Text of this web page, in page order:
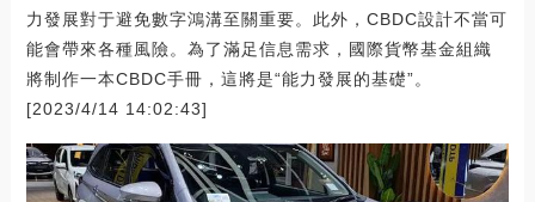
力發展對于避免數字鴻溝至關重要。此外，CBDC設計不當可
能會帶來各種風險。為了滿足信息需求，國際貨幣基金組織
將制作一本CBDC手冊，這將是“能力發展的基礎”。
[2023/4/14 14:02:43]